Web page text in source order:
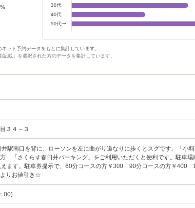
%
30代
40代
50代〜
ット予約データをもとに集計しています。
載」を選択された方のデータを集計しています。
３４－３
駅南口を背に、ローソンを左に曲がり道なりに歩くとスグです。「小
「さくらす春日井パーキング」をご利用いただくと便利です。駐車場
えます。駐車券提示で、60分コースの方￥300 90分コースの方￥400
りお値引き☆
00)